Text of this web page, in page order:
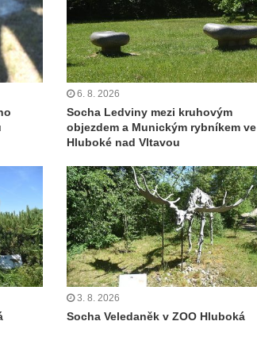
v
Na
sloup na
v
Na
Českých
na
6. 8. 2026
Socha Ledviny mezi kruhovým
objezdem a Munickým rybníkem ve
Hluboké nad Vltavou
3. 8. 2026
Socha Veledaněk v ZOO Hluboká